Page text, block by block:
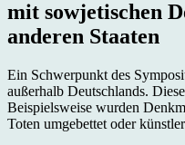
mit sowjetischen
anderen Staaten
Ein Schwerpunkt des
außerhalb Deutschlands.
Beispielsweise wurden
Toten umgebettet oder